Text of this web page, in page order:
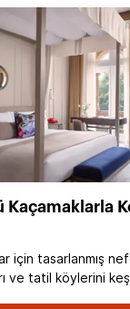
Kaçamaklarla
için tasarlanmış
ve tatil köylerini